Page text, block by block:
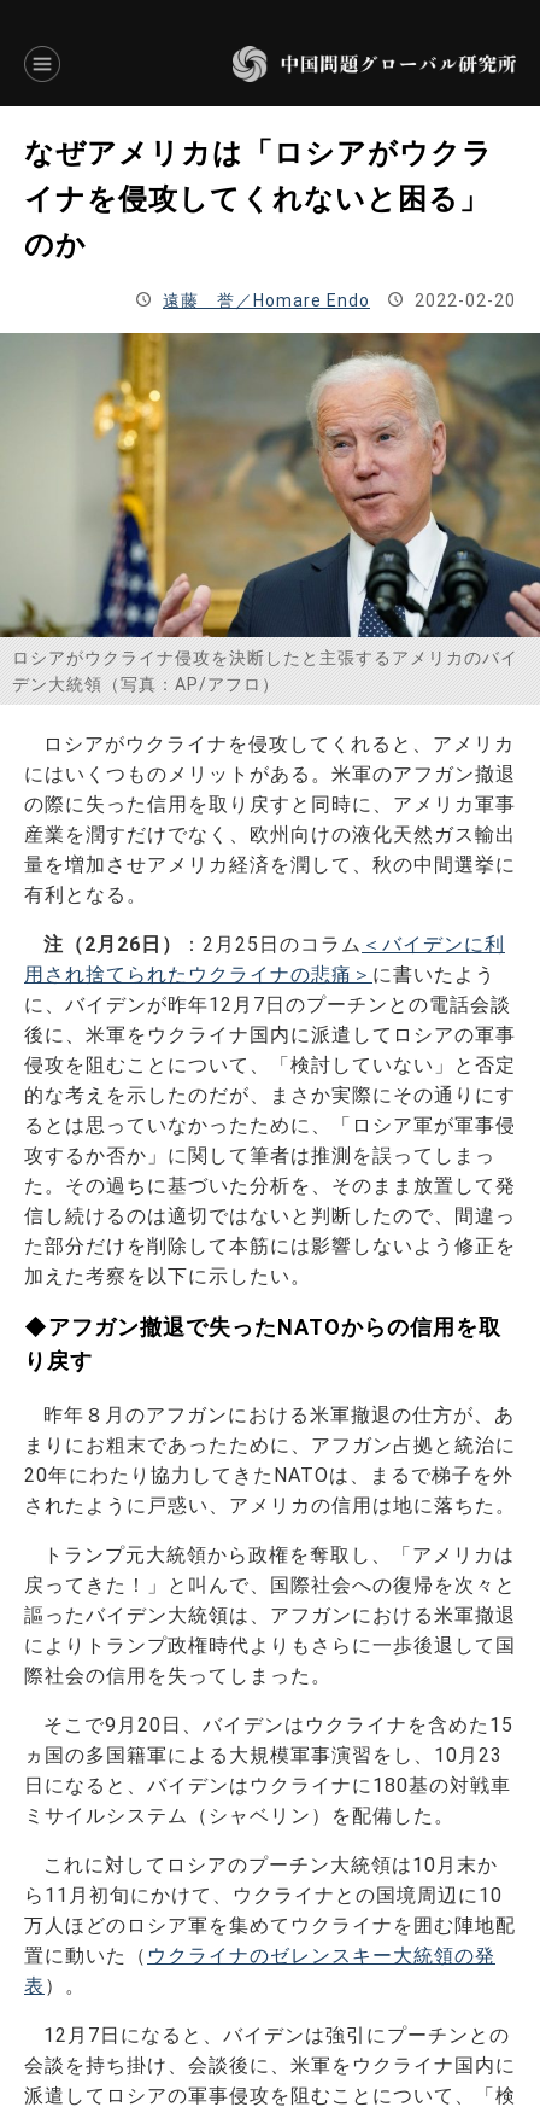
ENGLISH
JAPANESE
お問い合わせ
なぜアメリカは「ロシアがウクラ
イナを侵攻してくれないと困る」
のか
遠藤 誉／Homare Endo 2022-02-20
ロシアがウクライナ侵攻を決断したと主張するアメリカのバイ
デン大統領（写真：AP/アフロ）
ロシアがウクライナを侵攻してくれると、アメリカ
にはいくつものメリットがある。米軍のアフガン撤退
の際に失った信用を取り戻すと同時に、アメリカ軍事
産業を潤すだけでなく、欧州向けの液化天然ガス輸出
量を増加させアメリカ経済を潤して、秋の中間選挙に
有利となる。
注（2月26日） ：2月25日のコラム ＜バイデンに利
用され捨てられたウクライナの悲痛＞ に書いたよう
に、バイデンが昨年12月7日のプーチンとの電話会談
後に、米軍をウクライナ国内に派遣してロシアの軍事
侵攻を阻むことについて、「検討していない」と否定
的な考えを示したのだが、まさか実際にその通りにす
るとは思っていなかったために、「ロシア軍が軍事侵
攻するか否か」に関して筆者は推測を誤ってしまっ
た。その過ちに基づいた分析を、そのまま放置して発
信し続けるのは適切ではないと判断したので、間違っ
た部分だけを削除して本筋には影響しないよう修正を
加えた考察を以下に示したい。
◆アフガン撤退で失ったNATOからの信用を取
り戻す
昨年８月のアフガンにおける米軍撤退の仕方が、あ
まりにお粗末であったために、アフガン占拠と統治に
20年にわたり協力してきたNATOは、まるで梯子を外
されたように戸惑い、アメリカの信用は地に落ちた。
トランプ元大統領から政権を奪取し、「アメリカは
戻ってきた！」と叫んで、国際社会への復帰を次々と
謳ったバイデン大統領は、アフガンにおける米軍撤退
によりトランプ政権時代よりもさらに一歩後退して国
際社会の信用を失ってしまった。
そこで9月20日、バイデンはウクライナを含めた15
ヵ国の多国籍軍による大規模軍事演習をし、10月23
日になると、バイデンはウクライナに180基の対戦車
ミサイルシステム（シャベリン）を配備した。
これに対してロシアのプーチン大統領は10月末か
ら11月初旬にかけて、ウクライナとの国境周辺に10
万人ほどのロシア軍を集めてウクライナを囲む陣地配
置に動いた（ ウクライナのゼレンスキー大統領の発
表 ）。
12月7日になると、バイデンは強引にプーチンとの
会談を持ち掛け、会談後に、米軍をウクライナ国内に
派遣してロシアの軍事侵攻を阻むことについて、「検